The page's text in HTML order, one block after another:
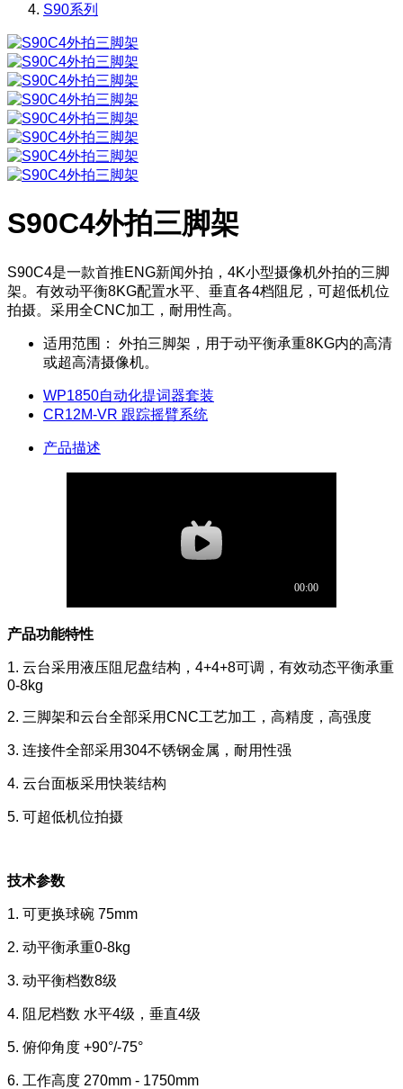
S90系列
S90C4外拍三脚架
S90C4是一款首推ENG新闻外拍，4K小型摄像机外拍的三脚
架。有效动平衡8KG配置水平、垂直各4档阻尼，可超低机位
拍摄。采用全CNC加工，耐用性高。
适用范围：
外拍三脚架，用于动平衡承重8KG内的高清
或超高清摄像机。
WP1850自动化提词器套装
CR12M-VR 跟踪摇臂系统
产品描述
产品功能特性
1. 云台采用液压阻尼盘结构，4+4+8可调，有效动态平衡承重
0-8kg
2. 三脚架和云台全部采用CNC工艺加工，高精度，高强度
3. 连接件全部采用304不锈钢金属，耐用性强
4. 云台面板采用快装结构
5. 可超低机位拍摄
技术参数
1. 可更换球碗 75mm
2. 动平衡承重0-8kg
3. 动平衡档数8级
4. 阻尼档数 水平4级，垂直4级
5. 俯仰角度 +90°/-75°
6. 工作高度 270mm - 1750mm